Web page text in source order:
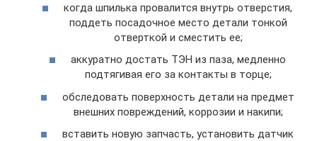
когда шпилька провалится внутрь отверстия,
поддеть посадочное место детали тонкой
отверткой и сместить ее;
аккуратно достать ТЭН из паза, медленно
подтягивая его за контакты в торце;
обследовать поверхность детали на предмет
внешних повреждений, коррозии и накипи;
вставить новую запчасть, установить датчик